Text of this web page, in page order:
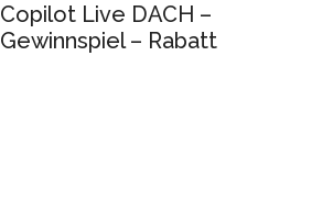
Copilot Live DACH –
Gewinnspiel – Rabatt